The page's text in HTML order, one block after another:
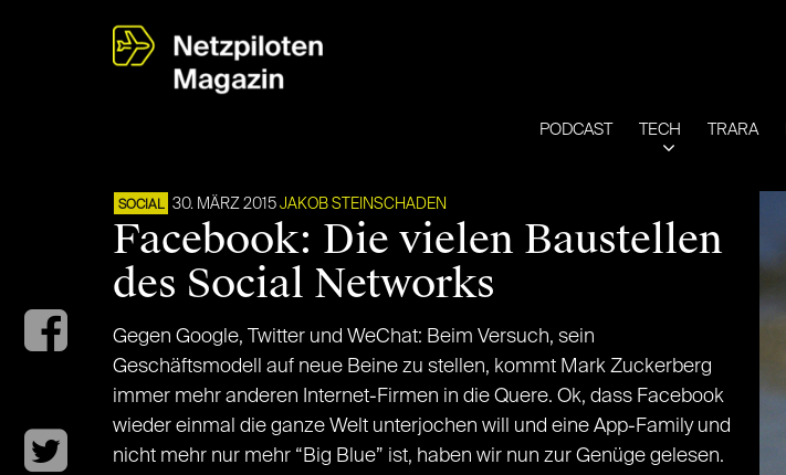
PODCAST TECH TRARA
SOCIAL 30. MÄRZ 2015 JAKOB STEINSCHADEN
Facebook: Die vielen Baustellen
des Social Networks
Gegen Google, Twitter und WeChat: Beim Versuch, sein
Geschäftsmodell auf neue Beine zu stellen, kommt Mark Zuckerberg
immer mehr anderen Internet-Firmen in die Quere. Ok, dass Facebook
wieder einmal die ganze Welt unterjochen will und eine App-Family und
nicht mehr nur mehr “Big Blue” ist, haben wir nun zur Genüge gelesen.